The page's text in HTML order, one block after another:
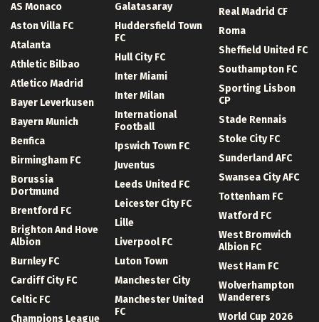
AS Monaco
Aston Villa FC
Atalanta
Athletic Bilbao
Atletico Madrid
Bayer Leverkusen
Bayern Munich
Benfica
Birmingham FC
Borussia
Dortmund
Brentford FC
Brighton And Hove
Albion
Burnley FC
Cardiff City FC
Celtic FC
Champions League
Galatasaray
Huddersfield Town
FC
Hull City FC
Inter Miami
Inter Milan
International
Football
Ipswich Town FC
Juventus
Leeds United FC
Leicester City FC
Lille
Liverpool FC
Luton Town
Manchester City
Manchester United
FC
Real Madrid CF
Roma
Sheffield United FC
Southampton FC
Sporting Lisbon
CP
Stade Rennais
Stoke City FC
Sunderland AFC
Swansea City AFC
Tottenham FC
Watford FC
West Bromwich
Albion FC
West Ham FC
Wolverhampton
Wanderers
World Cup 2026